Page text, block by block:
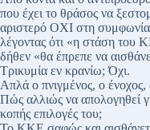
που έχει το θράσος να
αριστερό ΟΧΙ στη
λέγοντας ότι «η στάση του
δήθεν «θα έπρεπε να
Τρικυμία εν κρανίω; Όχι.
Απλά ο πνιγμένος, ο ένοχος,
Πώς αλλιώς να απολογηθεί
κοπής επιλογές του;